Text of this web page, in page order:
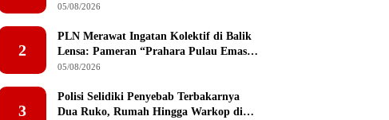
Peserta Dapat Mesin Las Gratis Usai
05/08/2026
2
PLN Merawat Ingatan Kolektif di Balik
Lensa: Pameran “Prahara Pulau Emas”
Singgah di Serambi Mekkah
05/08/2026
3
Polisi Selidiki Penyebab Terbakarnya
Dua Ruko, Rumah Hingga Warkop di